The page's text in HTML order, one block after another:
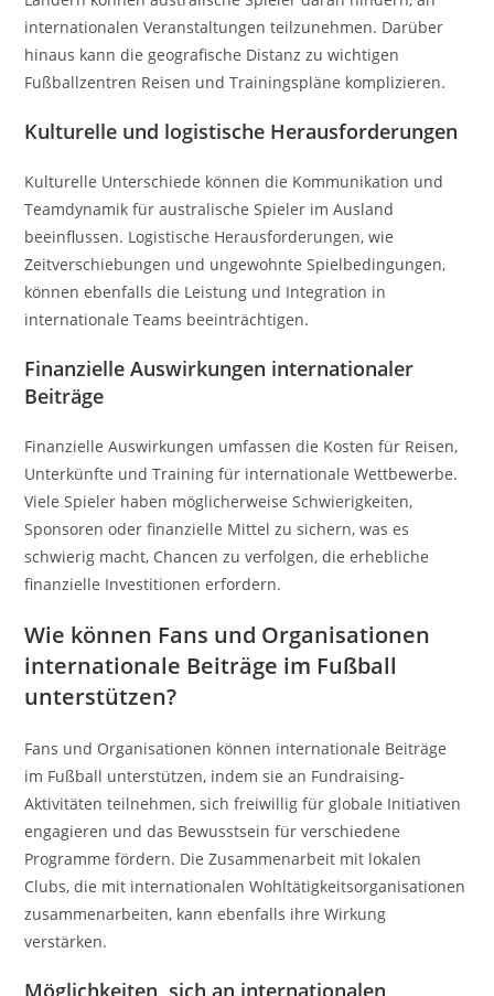
internationalen Veranstaltungen teilzunehmen. Darüber
hinaus kann die geografische Distanz zu wichtigen
Fußballzentren Reisen und Trainingspläne komplizieren.
Kulturelle und logistische Herausforderungen
Kulturelle Unterschiede können die Kommunikation und
Teamdynamik für australische Spieler im Ausland
beeinflussen. Logistische Herausforderungen, wie
Zeitverschiebungen und ungewohnte Spielbedingungen,
können ebenfalls die Leistung und Integration in
internationale Teams beeinträchtigen.
Finanzielle Auswirkungen internationaler
Beiträge
Finanzielle Auswirkungen umfassen die Kosten für Reisen,
Unterkünfte und Training für internationale Wettbewerbe.
Viele Spieler haben möglicherweise Schwierigkeiten,
Sponsoren oder finanzielle Mittel zu sichern, was es
schwierig macht, Chancen zu verfolgen, die erhebliche
finanzielle Investitionen erfordern.
Wie können Fans und Organisationen
internationale Beiträge im Fußball
unterstützen?
Fans und Organisationen können internationale Beiträge
im Fußball unterstützen, indem sie an Fundraising-
Aktivitäten teilnehmen, sich freiwillig für globale Initiativen
engagieren und das Bewusstsein für verschiedene
Programme fördern. Die Zusammenarbeit mit lokalen
Clubs, die mit internationalen Wohltätigkeitsorganisationen
zusammenarbeiten, kann ebenfalls ihre Wirkung
verstärken.
Möglichkeiten, sich an internationalen